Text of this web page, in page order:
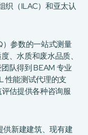
织（ILAC）和亚太认
）参数的一站式测量
、水质和废水品质、
队得到 BEAM 专业
性能测试代理的支
估提供各种咨询服
供新建建筑、现有建